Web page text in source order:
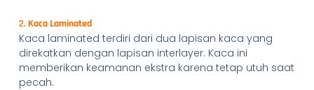
2. Kaca Laminated
Kaca laminated terdiri dari dua lapisan kaca yang
direkatkan dengan lapisan interlayer. Kaca ini
memberikan keamanan ekstra karena tetap utuh saat
pecah.